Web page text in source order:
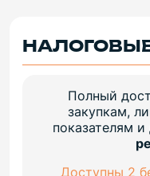
Полный
закупкам,
показателям
Доступны 2